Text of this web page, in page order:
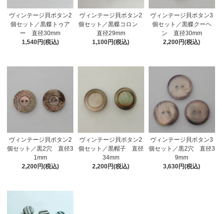
ヴィンテージ貝ボタン2
個セット／黒蝶トゥア
ー 直径30mm
1,540円(税込)
ヴィンテージ貝ボタン2
個セット／黒蝶コロン
直径29mm
1,100円(税込)
ヴィンテージ貝ボタン3
個セット／黒蝶クーヘ
ン 直径30mm
2,200円(税込)
ヴィンテージ貝ボタン2
個セット／黒2穴 直径3
1mm
2,200円(税込)
ヴィンテージ貝ボタン2
個セット／黒帽子 直径
34mm
2,200円(税込)
ヴィンテージ貝ボタン3
個セット／黒2穴 直径3
9mm
3,630円(税込)